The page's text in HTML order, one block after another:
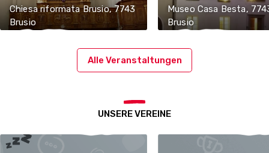
Chiesa riformata Brusio, 7743
Brusio
Museo Casa Besta,
Brusio
Alle Veranstaltungen
UNSERE VEREINE